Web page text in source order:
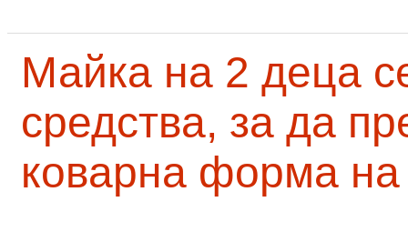
Майка на 2 деца
средства, за да
коварна форма на